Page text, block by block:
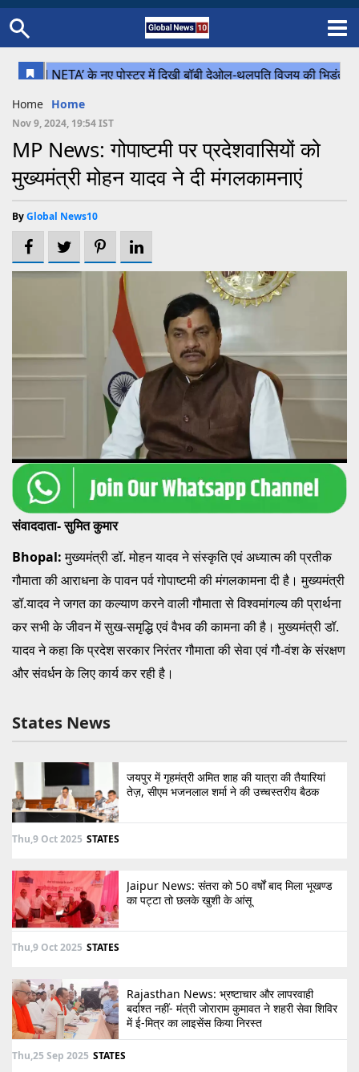
Uttar Pradesh
Chhattisgarh
Bihar
Cricket
Football
Home Home
Nov 9, 2024, 19:54 IST
MP News: गोपाष्टमी पर प्रदेशवासियों को
मुख्यमंत्री मोहन यादव ने दी मंगलकामनाएं
ByGlobal News10
संवाददाता- सुमित कुमार
Bhopal:मुख्यमंत्री डॉ. मोहन यादव ने संस्कृति एवं अध्यात्म की प्रतीक
गौमाता की आराधना के पावन पर्व गोपाष्टमी की मंगलकामना दी है। मुख्यमंत्री
डॉ.यादव ने जगत का कल्याण करने वाली गौमाता से विश्वमांगल्य की प्रार्थना
कर सभी के जीवन में सुख-समृद्धि एवं वैभव की कामना की है। मुख्यमंत्री डॉ.
यादव ने कहा कि प्रदेश सरकार निरंतर गौमाता की सेवा एवं गौ-वंश के संरक्षण
और संवर्धन के लिए कार्य कर रही है।
States News
जयपुर में गृहमंत्री अमित शाह की यात्रा की तैयारियां
तेज़, सीएम भजनलाल शर्मा ने की उच्चस्तरीय बैठक
Thu,9 Oct 2025 STATES
Jaipur News: संतरा को 50 वर्षों बाद मिला भूखण्ड
का पट्टा तो छलके खुशी के आंसू
Thu,9 Oct 2025 STATES
Rajasthan News: भ्रष्टाचार और लापरवाही
बर्दाश्त नहीं- मंत्री जोराराम कुमावत ने शहरी सेवा शिविर
में ई-मित्र का लाइसेंस किया निरस्त
Thu,25 Sep 2025 STATES